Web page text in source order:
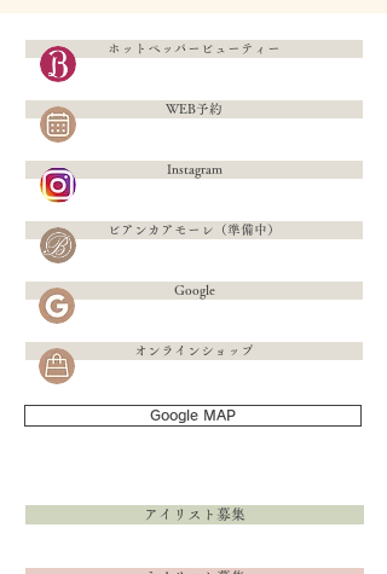
ホットペッパービューティー
WEB予約
Instagram
ビアンカアモーレ（準備中）
Google
オンラインショップ
Google MAP
アイリスト募集